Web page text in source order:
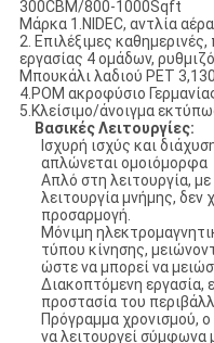
300CBM/800-1000Sqft
Μάρκα 1.NIDEC, αντλία
2. Επιλέξιμες
εργασίας 4 ομάδων,
Μπουκάλι λαδιού PET
4.POM ακροφύσιο
5.Κλείσιμο/άνοιγμα
Βασικές Λειτουργίες:
Ισχυρή ισχύς και
απλώνεται ομοιόμορφα
Απλό στη λειτουργία,
λειτουργία μνήμης, δεν
προσαρμογή.
Μόνιμη
τύπου κίνησης,
ώστε να μπορεί να
Διακοπτόμενη εργασία,
προστασία του
Πρόγραμμα χρονισμού,
να λειτουργεί σύμφωνα